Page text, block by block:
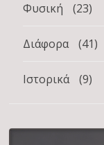
Φυσική (23)
Διάφορα (41)
Ιστορικά (9)